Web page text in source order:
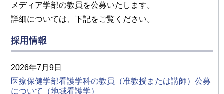
メディア学部の教員を公募いたします。
詳細については、下記をご覧ください。
採用情報
2026年7月9日
医療保健学部看護学科の教員（准教授または講師）公募
について（地域看護学）